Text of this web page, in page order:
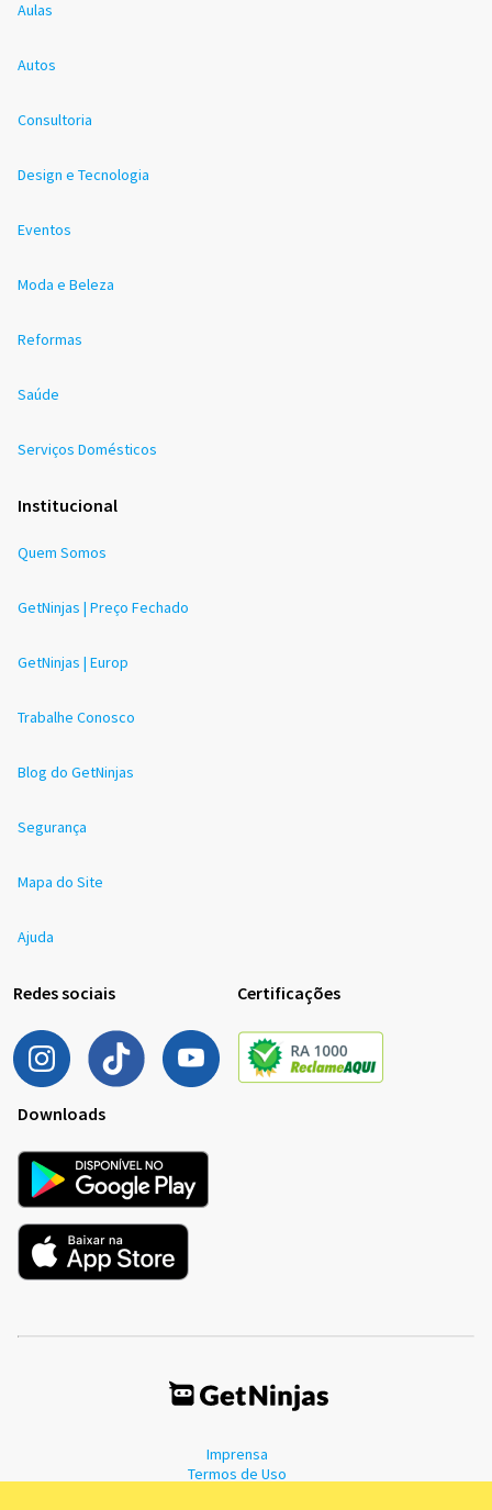
Aulas
Autos
Consultoria
Design e Tecnologia
Eventos
Moda e Beleza
Reformas
Saúde
Serviços Domésticos
Institucional
Quem Somos
GetNinjas | Preço Fechado
GetNinjas | Europ
Trabalhe Conosco
Blog do GetNinjas
Segurança
Mapa do Site
Ajuda
Redes sociais Certificações
Downloads
Imprensa
Termos de Uso